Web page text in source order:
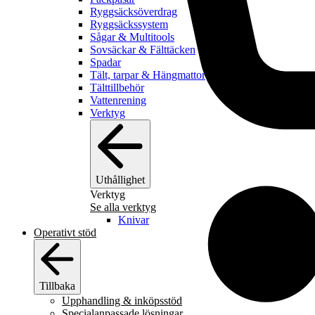
Ryggsäcksöverdrag
Ryggsäckssystem
Sågar & Multitools
Sovsäckar & Fälttäcken
Spadar
Tält, tarpar & Hängmattor
Tälttillbehör
Vattenrening
Verktyg
Uthållighet
Verktyg
Se alla verktyg
Knivar
Operativt stöd
Tillbaka
Upphandling & inköpsstöd